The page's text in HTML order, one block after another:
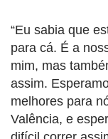
“Eu sabia que
para cá. É a
mim, mas
assim.
melhores para
Valência, e